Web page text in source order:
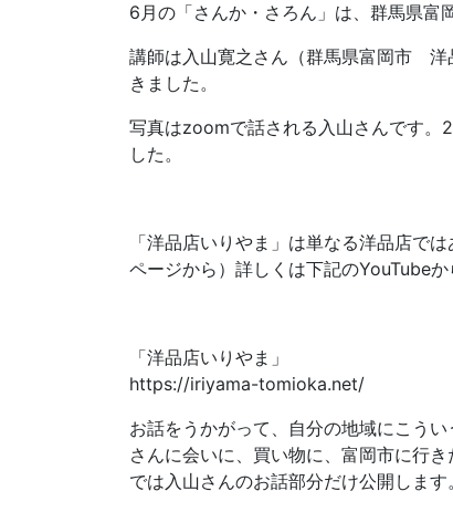
6月の「さんか・さろん」は、群馬県富
講師は入山寛之さん（群馬県富岡市
きました。
写真はzoomで話される入山さんです。
した。
「洋品店いりやま」は単なる洋品店で
ページから）詳しくは下記のYouTubeか
「洋品店いりやま」
https://iriyama-tomioka.net/
お話をうかがって、自分の地域にこう
さんに会いに、買い物に、富岡市に行
では入山さんのお話部分だけ公開しま